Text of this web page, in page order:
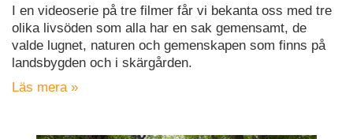
I en videoserie på tre filmer får vi bekanta oss med tre
olika livsöden som alla har en sak gemensamt, de
valde lugnet, naturen och gemenskapen som finns på
landsbygden och i skärgården.
Läs mera »